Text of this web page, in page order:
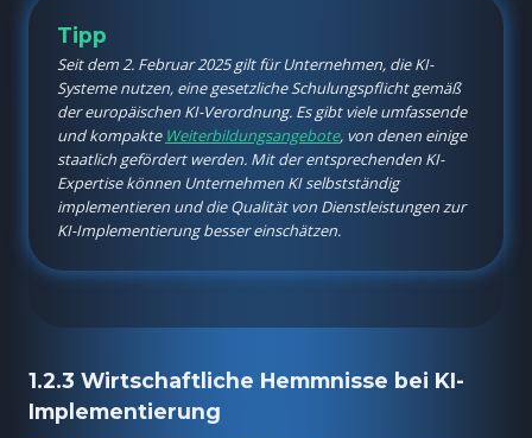
Tipp
Seit dem 2. Februar 2025 gilt für Unternehmen, die KI-
Systeme nutzen, eine gesetzliche Schulungspflicht gemäß
der europäischen KI-Verordnung. Es gibt viele umfassende
und kompakte Weiterbildungsangebote, von denen einige
staatlich gefördert werden. Mit der entsprechenden KI-
Expertise können Unternehmen KI selbstständig
implementieren und die Qualität von Dienstleistungen zur
KI-Implementierung besser einschätzen.
1.2.3 Wirtschaftliche Hemmnisse bei KI-
Implementierung